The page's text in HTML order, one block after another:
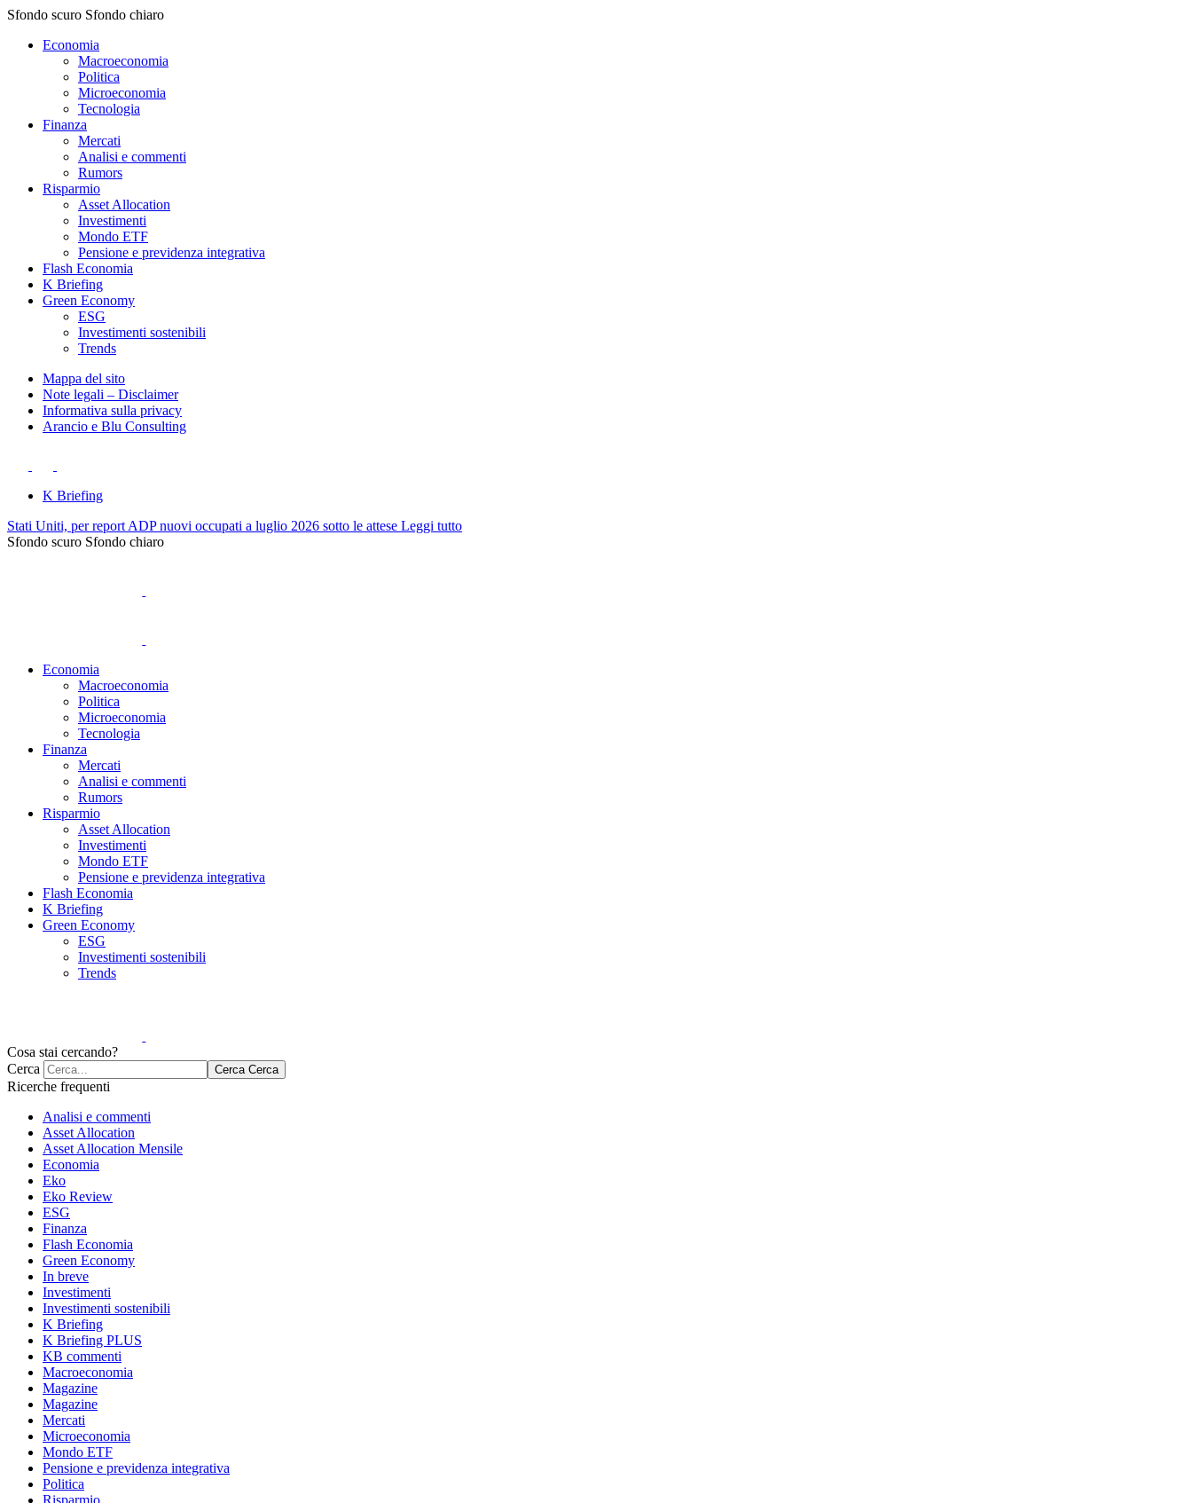
Sfondo scuro Sfondo chiaro
Economia
Macroeconomia
Politica
Microeconomia
Tecnologia
Finanza
Mercati
Analisi e commenti
Rumors
Risparmio
Asset Allocation
Investimenti
Mondo ETF
Pensione e previdenza integrativa
Flash Economia
K Briefing
Green Economy
ESG
Investimenti sostenibili
Trends
Mappa del sito
Note legali – Disclaimer
Informativa sulla privacy
Arancio e Blu Consulting
K Briefing
Stati Uniti, per report ADP nuovi occupati a luglio 2026 sotto le attese Leggi tutto
Sfondo scuro Sfondo chiaro
Economia
Macroeconomia
Politica
Microeconomia
Tecnologia
Finanza
Mercati
Analisi e commenti
Rumors
Risparmio
Asset Allocation
Investimenti
Mondo ETF
Pensione e previdenza integrativa
Flash Economia
K Briefing
Green Economy
ESG
Investimenti sostenibili
Trends
Cosa stai cercando?
Cerca
Cerca Cerca
Ricerche frequenti
Analisi e commenti
Asset Allocation
Asset Allocation Mensile
Economia
Eko
Eko Review
ESG
Finanza
Flash Economia
Green Economy
In breve
Investimenti
Investimenti sostenibili
K Briefing
K Briefing PLUS
KB commenti
Macroeconomia
Magazine
Magazine
Mercati
Microeconomia
Mondo ETF
Pensione e previdenza integrativa
Politica
Risparmio